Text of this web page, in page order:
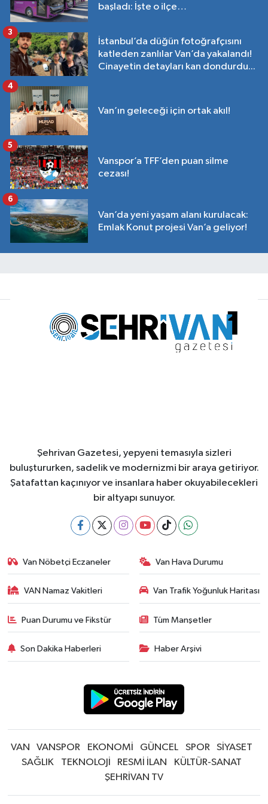
başladı: İşte o ilçe…
İstanbul’da düğün fotoğrafçısını
katleden zanlılar Van’da yakalandı!
Cinayetin detayları kan dondurdu...
3
Van’ın geleceği için ortak akıl!
4
Vanspor’a TFF’den puan silme
cezası!
5
Van’da yeni yaşam alanı kurulacak:
Emlak Konut projesi Van’a geliyor!
6
Şehrivan Gazetesi, yepyeni temasıyla sizleri
buluştururken, sadelik ve modernizmi bir araya getiriyor.
Şatafattan kaçınıyor ve insanlara haber okuyabilecekleri
bir altyapı sunuyor.
Van Nöbetçi Eczaneler Van Hava Durumu
VAN Namaz Vakitleri Van Trafik Yoğunluk Haritası
Puan Durumu ve Fikstür Tüm Manşetler
Son Dakika Haberleri Haber Arşivi
VAN VANSPOR EKONOMİ GÜNCEL SPOR
SİYASET
SAĞLIK
TEKNOLOJİ RESMİ İLAN
KÜLTÜR-SANAT
ŞEHRİVAN TV